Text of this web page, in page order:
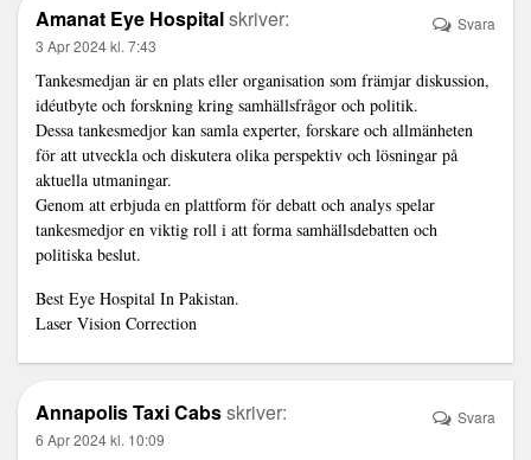
Amanat Eye Hospitalskriver:
3 Apr 2024 kl. 7:43
Tankesmedjan är en plats eller organisation som främjar diskussion,
idéutbyte och forskning kring samhällsfrågor och politik.
Dessa tankesmedjor kan samla experter, forskare och allmänheten
för att utveckla och diskutera olika perspektiv och lösningar på
aktuella utmaningar.
Genom att erbjuda en plattform för debatt och analys spelar
tankesmedjor en viktig roll i att forma samhällsdebatten och
politiska beslut.
Best Eye Hospital In Pakistan.
Laser Vision Correction
Svara
Annapolis Taxi Cabsskriver:
6 Apr 2024 kl. 10:09
Svara